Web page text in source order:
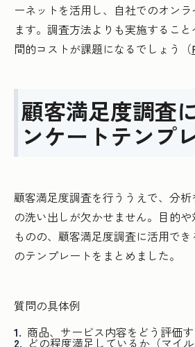
ーネットを活用し、自社でのオン
ます。調査方法よりも実施するこ
間的コストが課題になるでしょう（
顧客満足度調査
ンケートテンプ
顧客満足度調査を行ううえで、分
の洗い出しが欠かせません。目的
ものの、顧客満足度調査に活用で
のテンプレートをまとめました。
質問の具体例
商品、サービス内容をどう評価す
どの程度満足しているか（マイル